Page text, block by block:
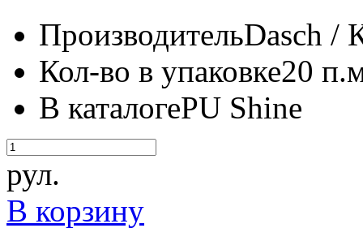
ПроизводительDasch /
Кол-во в упаковке20
В каталогеPU Shine
рул.
В корзину